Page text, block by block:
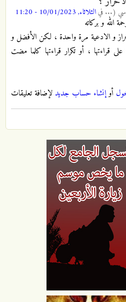
(... فيالثلاثاء, 10/01/2023 - 11:20
الله و بركاته
و الادعية مرة واحدة ، لكن الأفضل و
على قراءتها ، أو تكرار قراءتها كلما مضت
أوإنشاء حساب جديد لإضافة تعليقات